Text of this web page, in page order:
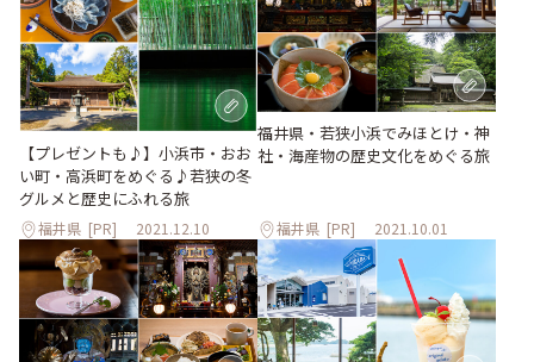
【プレゼントも♪】小浜市・おお
い町・高浜町をめぐる♪若狭の冬
グルメと歴史にふれる旅
福井県 [PR] 2021.12.10
福井県・若狭小浜でみほとけ・神
社・海産物の歴史文化をめぐる旅
福井県 [PR] 2021.10.01